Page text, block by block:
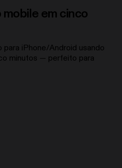
mobile em cinco
para iPhone/Android usando
minutos — perfeito para